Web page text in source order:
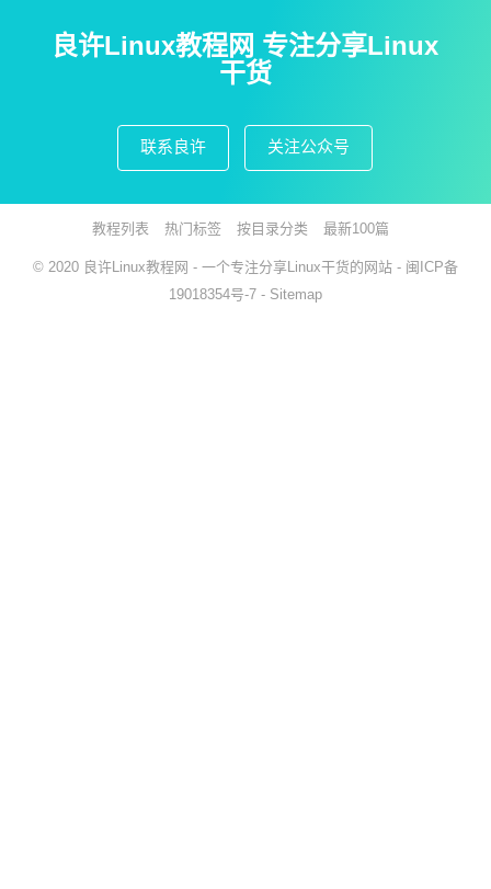
良许Linux教程网 专注分享Linux
干货
联系良许 关注公众号
教程列表 热门标签 按目录分类 最新100篇
© 2020 良许Linux教程网 - 一个专注分享Linux干货的网站 - 闽ICP备
19018354号-7 - Sitemap